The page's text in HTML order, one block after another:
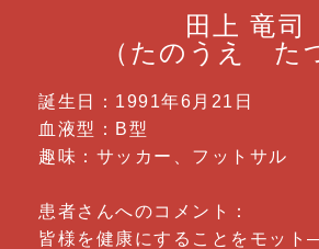
田上 竜司
（たのうえ た
誕生日：1991年6月21日
血液型：B型
趣味：サッカー、フットサル
患者さんへのコメント：
皆様を健康にすることをモット